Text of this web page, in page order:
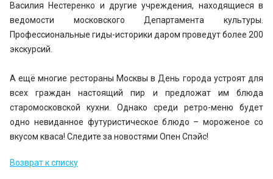
Василия Нестеренко и другие учреждения, находящиеся в
ведомости московского Департамента культуры.
Профессиональные гиды-историки даром проведут более 200
экскурсий.
А ещё многие рестораны Москвы в День города устроят для
всех граждан настоящий пир и предложат им блюда
старомосковской кухни. Однако среди ретро-меню будет
одно невиданное футуристическое блюдо – мороженое со
вкусом кваса! Следите за новостями Опен Спэйс!
Возврат к списку